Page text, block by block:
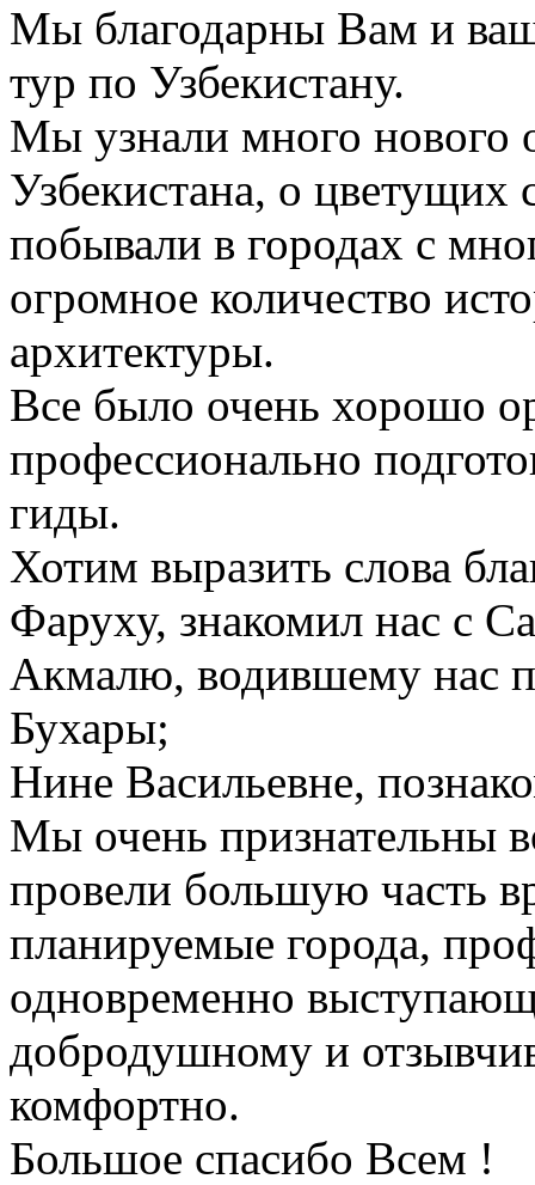
Мы благодарны Вам и
тур по Узбекистану.
Мы узнали много нового
Узбекистана, о цветущих
побывали в городах с
огромное количество
архитектуры.
Все было очень хорошо
профессионально
гиды.
Хотим выразить слова
Фаруху, знакомил нас с
Акмалю, водившему нас
Бухары;
Нине Васильевне,
Мы очень признательны
провели большую часть
планируемые города,
одновременно
добродушному и
комфортно.
Большое спасибо Всем !